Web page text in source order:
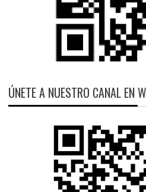
ÚNETE A NUESTRO CANAL EN